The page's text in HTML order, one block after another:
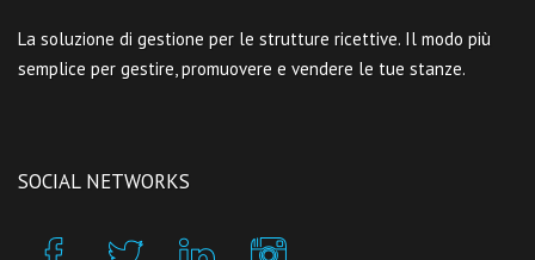
La soluzione di gestione per le strutture ricettive. Il modo più
semplice per gestire, promuovere e vendere le tue stanze.
SOCIAL NETWORKS